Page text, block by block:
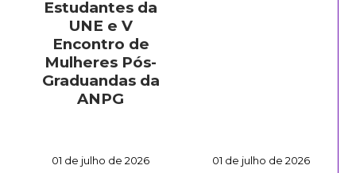
Estudantes da
UNE e V
Encontro de
Mulheres Pós-
Graduandas da
ANPG
01 de julho de 2026 01 de julho de 2026